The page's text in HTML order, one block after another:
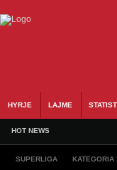
HYRJE LAJME
HOT NEWS
SUPERLIGA KATEGORIA